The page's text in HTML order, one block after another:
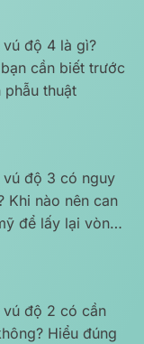
vú độ 4 là gì?
cần biết trước
phẫu thuật
vú độ 3 có nguy
Khi nào nên can
để lấy lại vòng
vú độ 2 có cần
Hiểu đúng